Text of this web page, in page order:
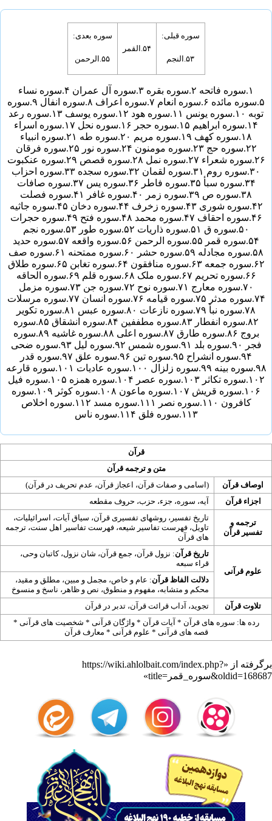
سوره قبلی:
۵۳. النجم
۵۴. القمر
سوره بعدی:
۵۵. الرحمن
۱. سوره فاتحه سوره بقره سوره آل عمران
سوره نساء
۵. سوره مائده سوره انعام سوره اعراف سوره انفال
سوره
توبه
سوره یونس سوره هود سوره یوسف
سوره رعد
۱۴. سوره ابراهیم سوره حجر سوره نحل
سوره اسراء
۱۸. سوره کهف سوره مریم سوره طه
سوره انبیاء
۲۲. سوره حج ۲۳. سوره مومنون سوره نور
سوره فرقان
۲۶. سوره شعراء سوره نمل سوره قصص
سوره عنکبوت
۳۰. سوره روم سوره لقمان سوره سجده
سوره احزاب
۳۴. سوره سبأ سوره فاطر سوره یس
سوره صافات
۳۸. سوره ص سوره زمر سوره غافر
سوره فصلت
۴۲. سوره شوری ۴۳. سوره زخرف سوره دخان
سوره جاثیه
۴۶. سوره احقاف سوره محمد سوره فتح
سوره حجرات
۵۰. سوره ق سوره ذاریات سوره طور ۵۳.
سوره نجم
۵۴. سوره قمر سوره الرحمن سوره واقعه
سوره حدید
۵۸. سوره مجادله سوره حشر سوره ممتحنه
سوره صف
۶۲. سوره جمعه ۶۳. سوره منافقون سوره تغابن
سوره طلاق
۶۶. سوره تحریم سوره ملک سوره قلم
سوره الحاقه
۷۰. سوره معارج سوره نوح سوره جن ۷۳.
سوره مزمل
۷۴. سوره مدثر سوره قیامه سوره انسان
سوره مرسلات
۷۸. سوره نبأ سوره نازعات سوره عبس
سوره تکویر
۸۲. سوره انفطار سوره مطففین سوره انشقاق
سوره
بروج
سوره طارق سوره اعلی سوره غاشیه
سوره
فجر
سوره بلد سوره شمس سوره لیل ۹۳.
سوره ضحی
۹۴. سوره انشراح سوره تین سوره علق
سوره قدر
۹۸. سوره بینه سوره زلزال سوره عادیات
سوره قارعه
۱۰۲. سوره تکاثر ۱۰۳. سوره عصر سوره همزه
سوره فیل
۱۰۶. سوره قریش سوره ماعون سوره کوثر
سوره
کافرون
سوره نصر سوره مسد
سوره اخلاص
۱۱۳. سوره فلق سوره ناس
قرآن
متن و ترجمه قرآن
اوصاف قرآن
(اسامی و صفات قرآن، اعجاز قرآن، عدم تحریف در قرآن)
اجزاء قرآن
آیه، سوره، جزء، حزب، حروف مقطعه
ترجمه و
تفسیر قرآن
تاریخ تفسیر ، روشهای تفسیری قرآن، سیاق آیات، اسرائیلیات،
تاویل، فهرست تفاسیر شیعه، فهرست تفاسیر اهل سنت، ترجمه
های قرآن
علوم قرآنی
تاریخ قرآن: نزول قرآن، جمع قرآن، شان نزول،کاتبان وحی،
قراء سبعه
دلالت الفاظ قرآن: عام و خاص، مجمل و مبین، مطلق و مقید ،
محکم و متشابه، مفهوم و منطوق، نص و ظاهر ، ناسخ و منسوخ
تلاوت قرآن
تجوید ، آداب قرائت قرآن، تدبر در قرآن
رده ها: سوره های قرآن * آیات قرآن *واژگان قرآنی * شخصیت های قرآنی *
قصه های قرآنی * علوم قرآنی * معارف قرآن
برگرفته از «https://wiki.ahlolbait.com/index.php?
title=سوره_قمر&oldid=168687
»